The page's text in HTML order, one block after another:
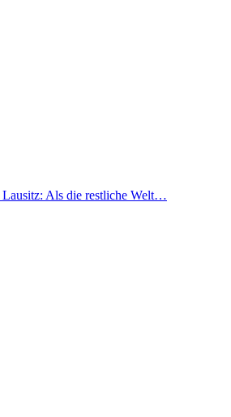
Lausitz: Als die restliche Welt…